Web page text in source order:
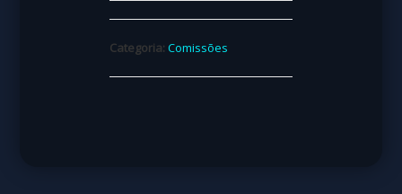
Categoria:Comissões